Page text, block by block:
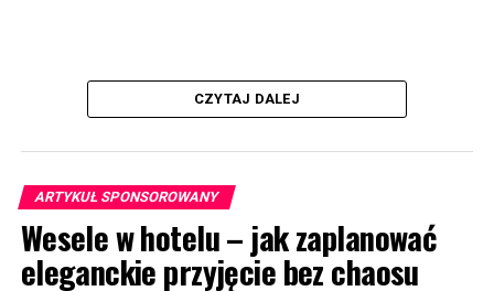
CZYTAJ DALEJ
ARTYKUŁ SPONSOROWANY
Wesele w hotelu – jak zaplanować
eleganckie przyjęcie bez chaosu